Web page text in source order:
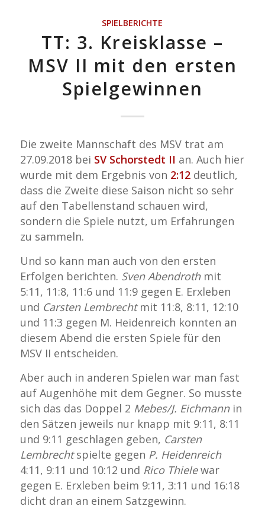
SPIELBERICHTE
TT: 3. Kreisklasse –
MSV II mit den ersten
Spielgewinnen
Die zweite Mannschaft des MSV trat am
27.09.2018 bei SV Schorstedt II an. Auch hier
wurde mit dem Ergebnis von 2:12deutlich,
dass die Zweite diese Saison nicht so sehr
auf den Tabellenstand schauen wird,
sondern die Spiele nutzt, um Erfahrungen
zu sammeln.
Und so kann man auch von den ersten
Erfolgen berichten. Sven Abendrothmit
5:11, 11:8, 11:6 und 11:9 gegen E. Erxleben
und Carsten Lembrechtmit 11:8, 8:11, 12:10
und 11:3 gegen M. Heidenreich konnten an
diesem Abend die ersten Spiele für den
MSV II entscheiden.
Aber auch in anderen Spielen war man fast
auf Augenhöhe mit dem Gegner. So musste
sich das das Doppel 2 Mebes/J. Eichmannin
den Sätzen jeweils nur knapp mit 9:11, 8:11
und 9:11 geschlagen geben, Carsten
Lembrechtspielte gegen P. Heidenreich
4:11, 9:11 und 10:12 und Rico Thielewar
gegen E. Erxleben beim 9:11, 3:11 und 16:18
dicht dran an einem Satzgewinn.